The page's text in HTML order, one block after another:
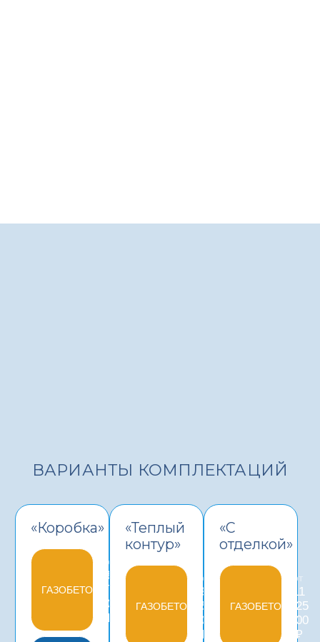
ВАРИАНТЫ КОМПЛЕКТАЦИЙ
«Коробка»
ГАЗОБЕТОН
от
8
270
000
₽
«Теплый
контур»
ГАЗОБЕТОН
от
9
452
000
₽
«С
отделкой»
ГАЗОБЕТОН
от
11
225
000
₽